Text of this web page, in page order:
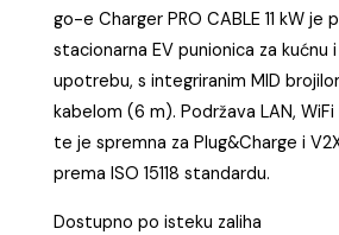
go-e Charger PRO CABLE 11 kW je
stacionarna EV punionica za kućnu
upotrebu, s integriranim MID
kabelom (6 m). Podržava LAN, WiFi
te je spremna za Plug&Charge i
prema ISO 15118 standardu.
Dostupno po isteku zaliha